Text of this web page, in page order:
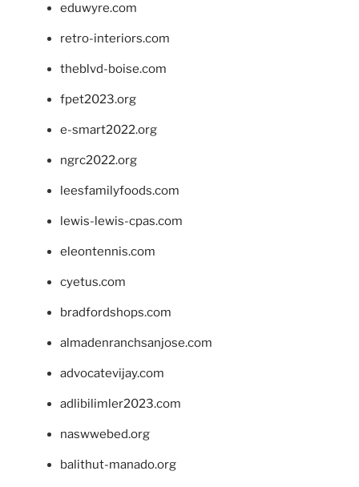
eduwyre.com
retro-interiors.com
theblvd-boise.com
fpet2023.org
e-smart2022.org
ngrc2022.org
leesfamilyfoods.com
lewis-lewis-cpas.com
eleontennis.com
cyetus.com
bradfordshops.com
almadenranchsanjose.com
advocatevijay.com
adlibilimler2023.com
naswwebed.org
balithut-manado.org